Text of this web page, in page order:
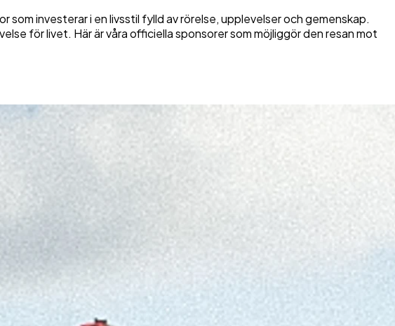
investerar i en livsstil fylld av rörelse, upplevelser och gemenskap.
för livet. Här är våra officiella sponsorer som möjliggör den resan mot